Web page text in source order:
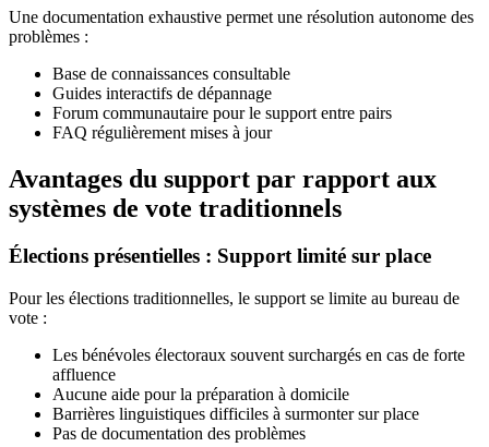
Une documentation exhaustive permet une résolution autonome des
problèmes :
Base de connaissances consultable
Guides interactifs de dépannage
Forum communautaire pour le support entre pairs
FAQ régulièrement mises à jour
Avantages du support par rapport aux
systèmes de vote traditionnels
Élections présentielles : Support limité sur place
Pour les élections traditionnelles, le support se limite au bureau de
vote :
Les bénévoles électoraux souvent surchargés en cas de forte
affluence
Aucune aide pour la préparation à domicile
Barrières linguistiques difficiles à surmonter sur place
Pas de documentation des problèmes